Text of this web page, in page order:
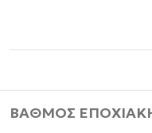
ΒΑΘΜΟΣ